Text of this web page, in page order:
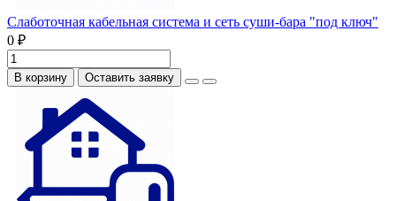
Слаботочная кабельная система и сеть суши-бара "под ключ"
0 ₽
В корзину Оставить заявку